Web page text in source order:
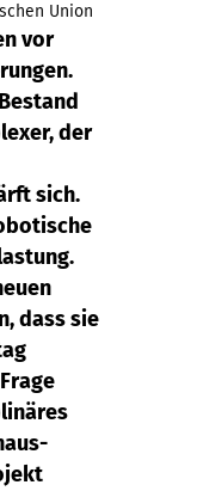
Union
vor
der
sich.
dass sie